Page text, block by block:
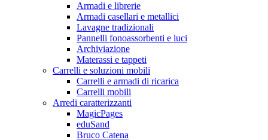
Armadi e librerie
Armadi casellari e metallici
Lavagne tradizionali
Pannelli fonoassorbenti e luci
Archiviazione
Materassi e tappeti
Carrelli e soluzioni mobili
Carrelli e armadi di ricarica
Carrelli mobili
Arredi caratterizzanti
MagicPages
eduSand
Bruco Catena